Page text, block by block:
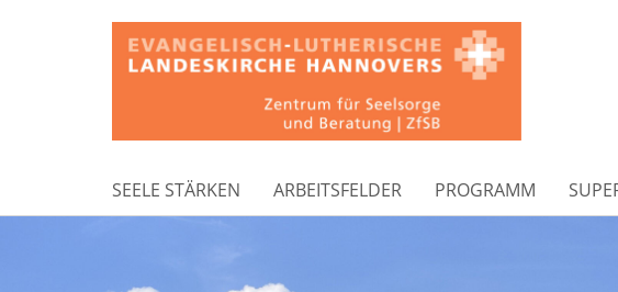
SEELE STÄRKEN ARBEITSFELDER PROGRAMM